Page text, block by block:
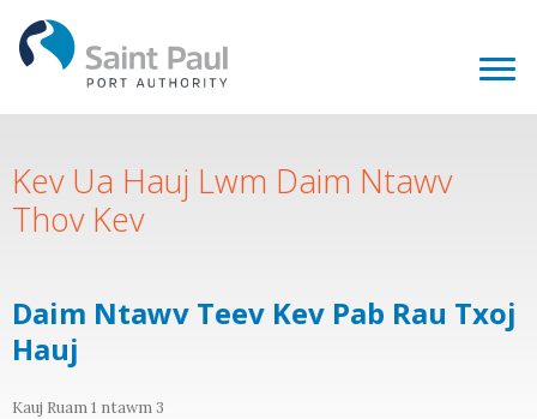
Kev Ua Hauj Lwm Daim Ntawv
Thov Kev
Daim Ntawv Teev Kev Pab Rau Txoj
Hauj
Kauj Ruam1 ntawm 3